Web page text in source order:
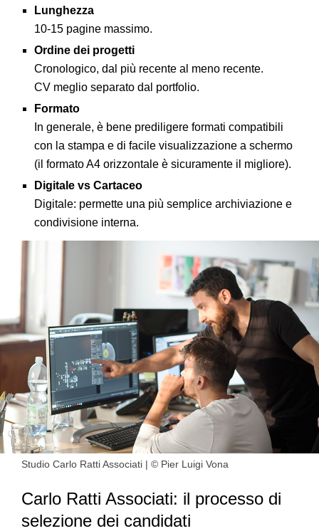
Lunghezza
10-15 pagine massimo.
Ordine dei progetti
Cronologico, dal più recente al meno recente.
CV meglio separato dal portfolio.
Formato
In generale, è bene prediligere formati compatibili
con la stampa e di facile visualizzazione a schermo
(il formato A4 orizzontale è sicuramente il migliore).
Digitale vs Cartaceo
Digitale: permette una più semplice archiviazione e
condivisione interna.
Studio Carlo Ratti Associati | © Pier Luigi Vona
Carlo Ratti Associati: il processo di
selezione dei candidati